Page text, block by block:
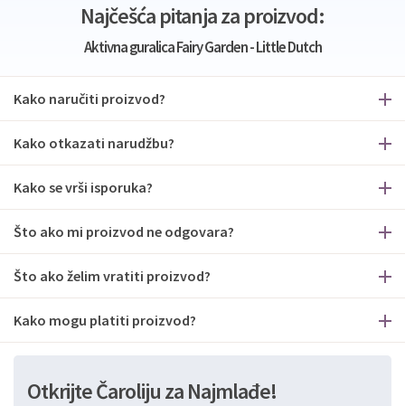
Najčešća pitanja za proizvod:
Aktivna guralica Fairy Garden - Little Dutch
Kako naručiti proizvod?
Kako otkazati narudžbu?
Kako se vrši isporuka?
Što ako mi proizvod ne odgovara?
Što ako želim vratiti proizvod?
Kako mogu platiti proizvod?
Otkrijte Čaroliju za Najmlađe!